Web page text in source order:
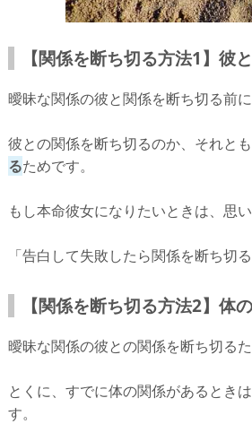
【関係を断ち切る方法1】彼
曖昧な関係の彼と関係を断ち切る前
彼との関係を断ち切るのか、それと
るためです。
もし本命彼女になりたいときは、思
「告白して失敗したら関係を断ち切
【関係を断ち切る方法2】体
曖昧な関係の彼との関係を断ち切る
とくに、すでに体の関係があるとき
す。